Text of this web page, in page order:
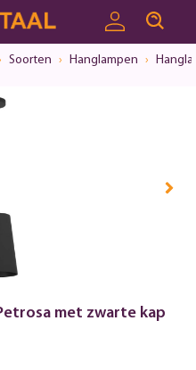
Soorten Hanglampen
met zwarte kap